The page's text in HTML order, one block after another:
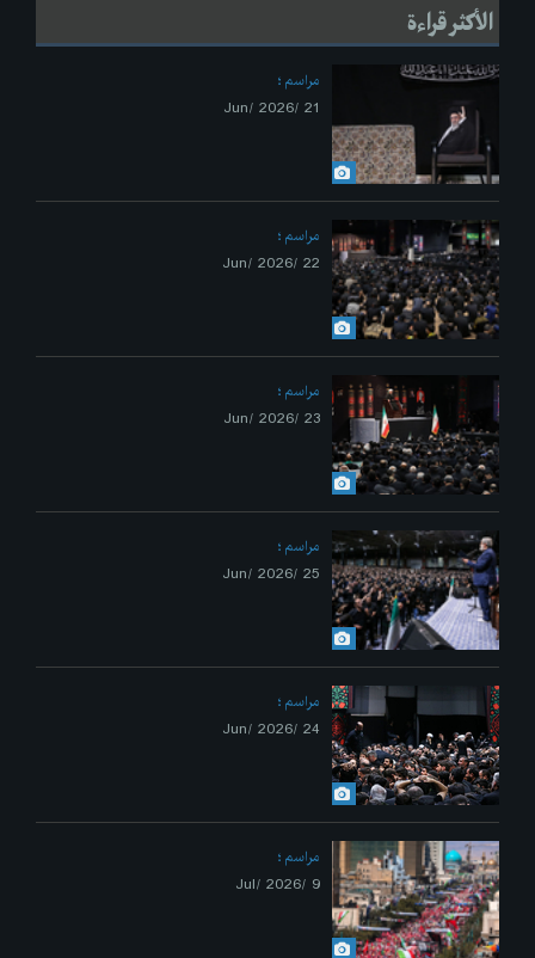
الأكثر قراءة
مراسم
21 /Jun/ 2026
مراسم
22 /Jun/ 2026
مراسم
23 /Jun/ 2026
مراسم
25 /Jun/ 2026
مراسم
24 /Jun/ 2026
مراسم
9 /Jul/ 2026